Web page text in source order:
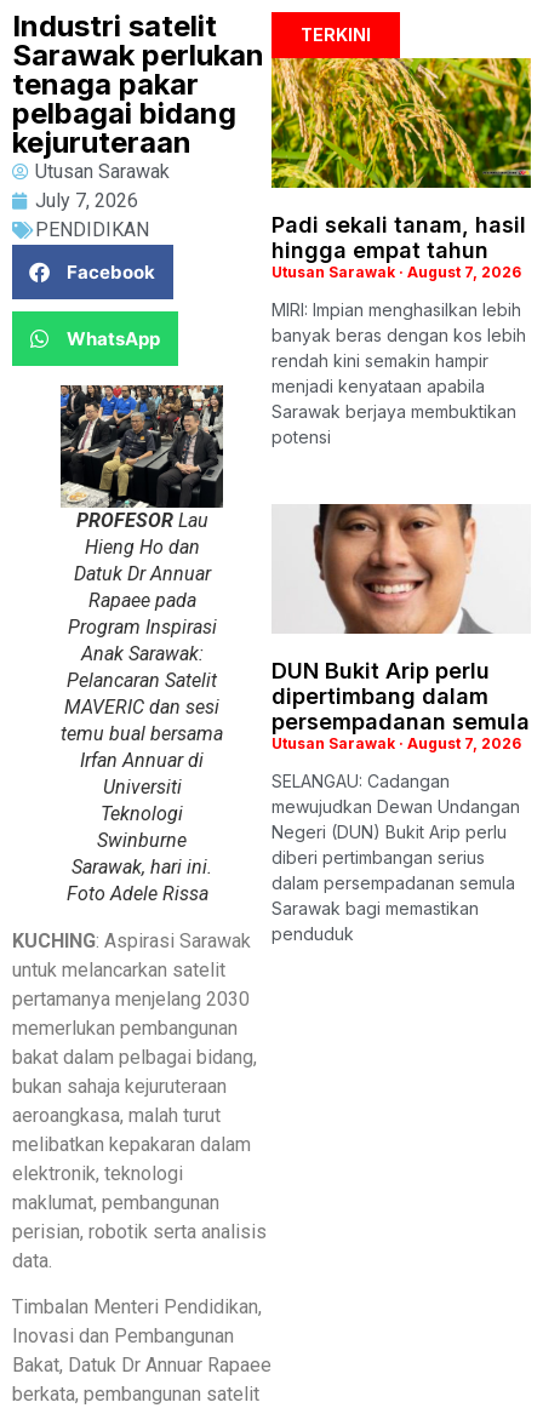
Industri satelit
Sarawak perlukan
tenaga pakar
pelbagai bidang
kejuruteraan
Utusan Sarawak
July 7, 2026
PENDIDIKAN
Facebook
WhatsApp
PROFESOR Lau
Hieng Ho dan
Datuk Dr Annuar
Rapaee pada
Program Inspirasi
Anak Sarawak:
Pelancaran Satelit
MAVERIC dan sesi
temu bual bersama
Irfan Annuar di
Universiti
Teknologi
Swinburne
Sarawak, hari ini.
Foto Adele Rissa
KUCHING: Aspirasi Sarawak
untuk melancarkan satelit
pertamanya menjelang 2030
memerlukan pembangunan
bakat dalam pelbagai bidang,
bukan sahaja kejuruteraan
aeroangkasa, malah turut
melibatkan kepakaran dalam
elektronik, teknologi
maklumat, pembangunan
perisian, robotik serta analisis
data.
Timbalan Menteri Pendidikan,
Inovasi dan Pembangunan
Bakat, Datuk Dr Annuar Rapaee
berkata, pembangunan satelit
TERKINI
Padi sekali tanam, hasil
hingga empat tahun
Utusan Sarawak August 7, 2026
MIRI: Impian menghasilkan lebih
banyak beras dengan kos lebih
rendah kini semakin hampir
menjadi kenyataan apabila
Sarawak berjaya membuktikan
potensi
DUN Bukit Arip perlu
dipertimbang dalam
persempadanan semula
Utusan Sarawak August 7, 2026
SELANGAU: Cadangan
mewujudkan Dewan Undangan
Negeri (DUN) Bukit Arip perlu
diberi pertimbangan serius
dalam persempadanan semula
Sarawak bagi memastikan
penduduk